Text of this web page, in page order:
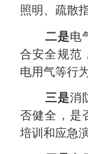
照明、疏散
二是电
合安全规范
电用气等行为
三是消
否健全，是
培训和应急